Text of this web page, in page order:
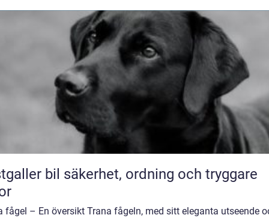
ordning och tryggare
fågel – En översikt Trana fågeln, med sitt eleganta utseende